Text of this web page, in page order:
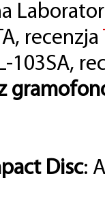
recenzja
103SA,
Disc: